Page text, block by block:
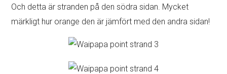
Och detta är stranden på den södra sidan. Mycket
märkligt hur orange den är jämfört med den andra sidan!